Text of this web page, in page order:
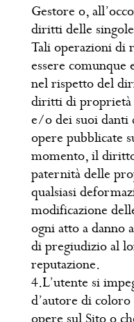
Gestore o,
diritti delle
Tali operazioni di
essere comunque
nel rispetto del
diritti di proprietà
e/o dei suoi danti
opere pubblicate
momento, il
paternità delle
qualsiasi
modificazione
ogni atto a danno
di pregiudizio al
reputazione.
4.L’utente si
d’autore di
opere sul Sito o